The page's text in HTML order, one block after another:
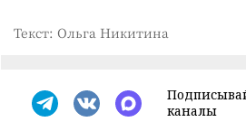
Текст: Ольга Никитина
каналы